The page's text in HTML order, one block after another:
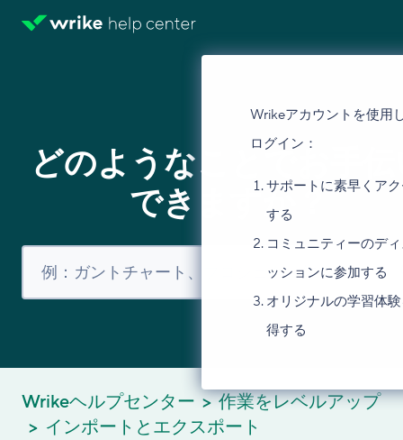
Wrikeアカウントを使用
ログイン：
サポートに素早くア
する
コミュニティーのデ
ッションに参加する
オリジナルの学習体
得する
どのようなことでお手
できますか？
Wrikeヘルプセンター
作業をレベルアップ
インポートとエクスポート